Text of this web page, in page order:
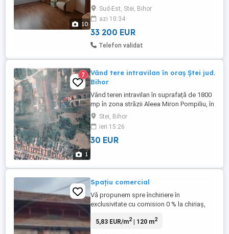
10
Profi ** și **La doi pași ** Situat pe soare
! Vedere la șosea. Bloc construit din
cărămidă și beton. Înbunătățiri: **Ferestre
Sud-Est, Stei, Bihor
azi 10:34
33 200 EUR
Telefon validat
1
7
Vând tere intravilan în oraș Ștei jud.
Bihor
Vând teren intravilan în suprafață de 1800
mp în zona străzii Aleea Miron Pompiliu, în
orașul Ștei , jud. Bihor.
Stei, Bihor
ieri 15:26
30 EUR
Spațiu comercial
Vă propunem spre închiriere în
exclusivitate cu comision 0 % la chiriaș,
mp. Locația este dispusă pe două nivele,
5,83 EUR/m2| 120 m2